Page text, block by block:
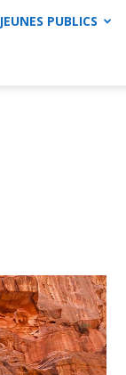
JEUNES PUBLICS